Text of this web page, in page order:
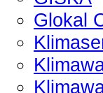
Glokal